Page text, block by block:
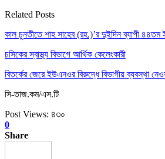
Related Posts
কাল চুনতীতে শাহ সাহেব (রহ.)’র দুইদিন ব্যাপী ৪৪তম
চসিকের স্বাস্থ্য বিভাগে আর্থিক কেলেংকারী
বিতর্কের জেরে ইউএনওর বিরুদ্ধে বিভাগীয় ব্যবস্থা
সি-তাজ.কম/এস.টি
Post Views: ৪৩০
0
Share